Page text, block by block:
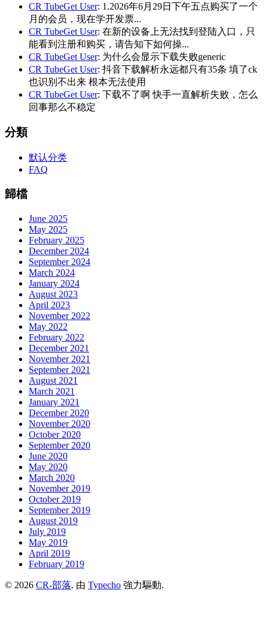
CR TubeGet User: 1.2026年6月29日下午五点购买了一个
月的会员，现在学开发票...
CR TubeGet User: 在新的设备上无法找到登陆入口，只
能看到注册和购买，请告知下如何操...
CR TubeGet User: 为什么会显示下载失败generic
CR TubeGet User: 抖音下载解析永远都只有35条 填了ck
也识别不出来 根本无法使用
CR TubeGet User: 下载不了啊 快手一直解析失败，怎么
回事那么不稳定
分類
默认分类
FAQ
歸檔
June 2025
May 2025
February 2025
December 2024
September 2024
March 2024
January 2024
August 2023
April 2023
November 2022
May 2022
February 2022
December 2021
November 2021
September 2021
August 2021
March 2021
January 2021
December 2020
November 2020
October 2020
September 2020
June 2020
May 2020
March 2020
November 2019
October 2019
September 2019
August 2019
July 2019
May 2019
April 2019
February 2019
© 2026 CR-部落. 由 Typecho 強力驅動.